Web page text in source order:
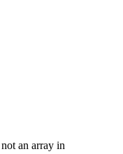
an array in